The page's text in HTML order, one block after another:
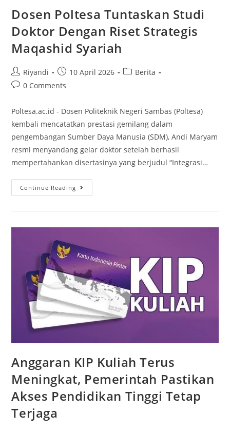
Dosen Poltesa Tuntaskan Studi
Doktor Dengan Riset Strategis
Maqashid Syariah
Riyandi 10 April 2026
Berita
0 Comments
Poltesa.ac.id - Dosen Politeknik Negeri Sambas (Poltesa)
kembali mencatatkan prestasi gemilang dalam
pengembangan Sumber Daya Manusia (SDM), Andi Maryam
resmi menyandang gelar doktor setelah berhasil
mempertahankan disertasinya yang berjudul “Integrasi…
Continue Reading
Anggaran KIP Kuliah Terus
Meningkat, Pemerintah Pastikan
Akses Pendidikan Tinggi Tetap
Terjaga